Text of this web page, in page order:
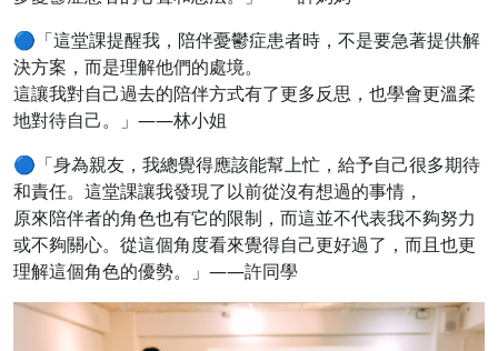
🔵「這堂課提醒我，陪伴憂鬱症患者時，不是要急著提供解
決方案，而是理解他們的處境。
這讓我對自己過去的陪伴方式有了更多反思，也學會更溫柔
地對待自己。」——林小姐
🔵「身為親友，我總覺得應該能幫上忙，給予自己很多期待
和責任。這堂課讓我發現了以前從沒有想過的事情，
原來陪伴者的角色也有它的限制，而這並不代表我不夠努力
或不夠關心。從這個角度看來覺得自己更好過了，而且也更
理解這個角色的優勢。」——許同學